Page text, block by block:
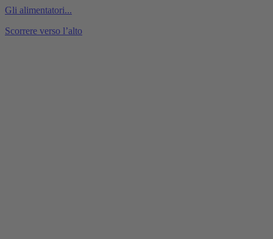
Gli alimentatori...
Scorrere verso l’alto